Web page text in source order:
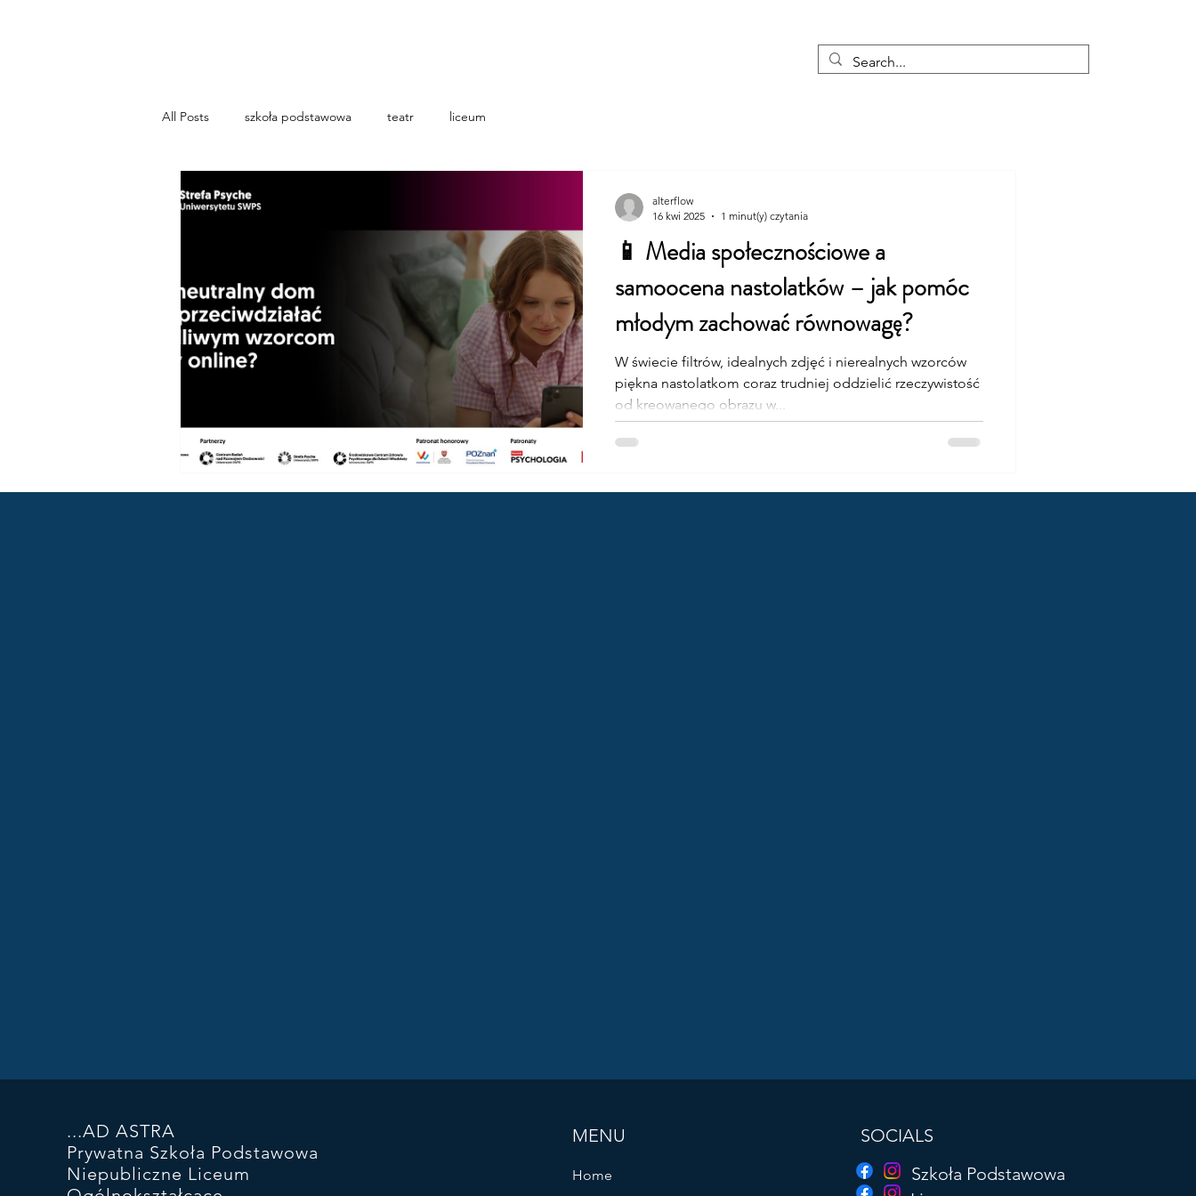
All Posts szkoła podstawowa teatr liceum
📱 Media społecznościowe a
samoocena nastolatków – jak pomóc
młodym zachować równowagę?
W świecie filtrów, idealnych zdjęć i nierealnych wzorców
piękna nastolatkom coraz trudniej oddzielić rzeczywistość
od kreowanego obrazu w...
alterflow
16 kwi 2025
1 minut(y) czytania
...AD ASTRA
Prywatna Szkoła Podstawowa
Niepubliczne Liceum
MENU
Home
SOCIALS
Szkoła Podstawowa